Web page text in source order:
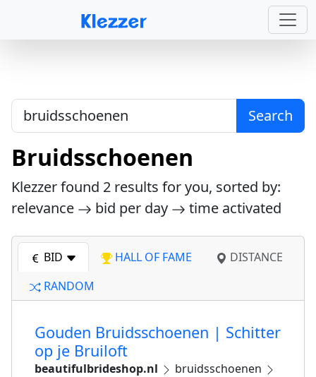
Search
Bruidsschoenen
Klezzer found 2 results for you, sorted by:
relevance
bid per day time activated
BID HALL OF FAME
DISTANCE
RANDOM
Gouden Bruidsschoenen | Schitter
op je Bruiloft
beautifulbrideshop.nl
bruidsschoenen